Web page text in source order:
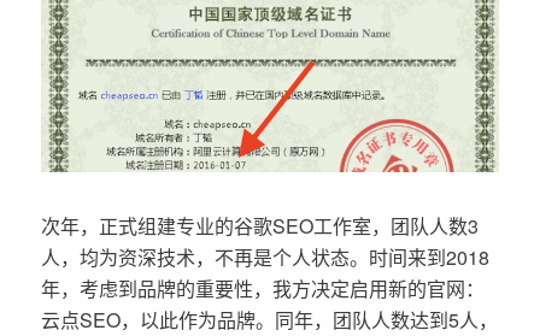
次年，正式组建专业的谷歌SEO工作室，团队人数3
人，均为资深技术，不再是个人状态。时间来到2018
年，考虑到品牌的重要性，我方决定启用新的官网：
云点SEO，以此作为品牌。同年，团队人数达到5人，